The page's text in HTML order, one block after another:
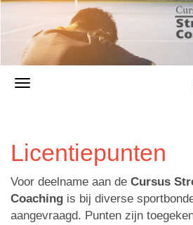
Licentiepunten
Voor deelname aan de Cursus
Coaching is bij diverse
aangevraagd. Punten zijn